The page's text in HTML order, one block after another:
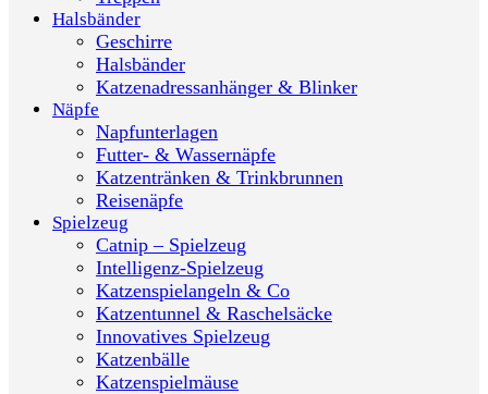
Halsbänder
Geschirre
Halsbänder
Katzenadressanhänger & Blinker
Näpfe
Napfunterlagen
Futter- & Wassernäpfe
Katzentränken & Trinkbrunnen
Reisenäpfe
Spielzeug
Catnip – Spielzeug
Intelligenz-Spielzeug
Katzenspielangeln & Co
Katzentunnel & Raschelsäcke
Innovatives Spielzeug
Katzenbälle
Katzenspielmäuse